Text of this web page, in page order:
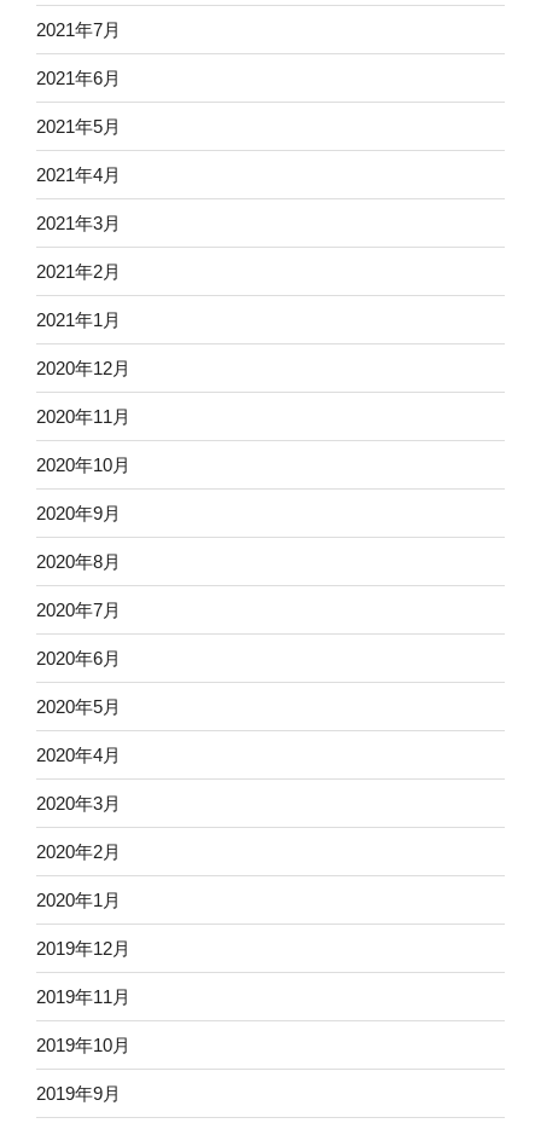
2021年7月
2021年6月
2021年5月
2021年4月
2021年3月
2021年2月
2021年1月
2020年12月
2020年11月
2020年10月
2020年9月
2020年8月
2020年7月
2020年6月
2020年5月
2020年4月
2020年3月
2020年2月
2020年1月
2019年12月
2019年11月
2019年10月
2019年9月